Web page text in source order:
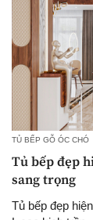
TỦ BẾP GỖ ÓC CHÓ
Tủ bếp đẹp
sang trọng
Tủ bếp đẹp